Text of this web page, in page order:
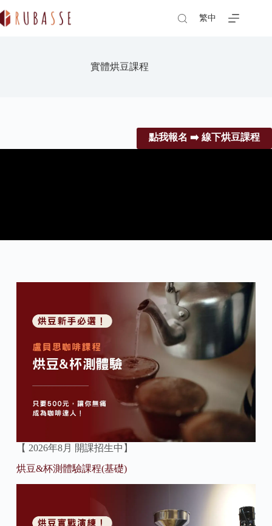
to
content
繁中
實體烘豆課程
點我報名 ➡️ 線下烘豆課程
【 2026年8月 開課招生中】
烘豆&杯測體驗課程(基礎)